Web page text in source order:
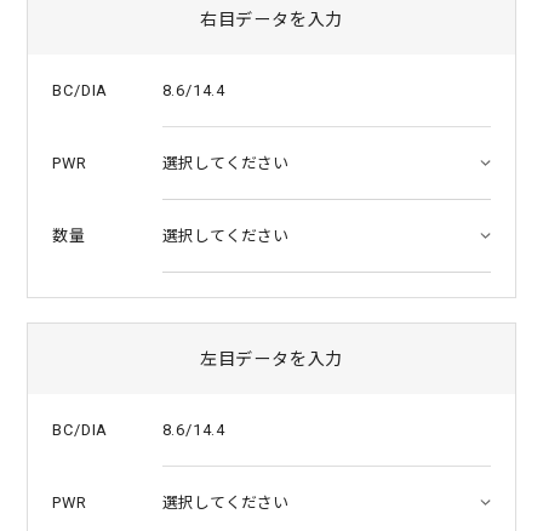
右目データを入力
BC/DIA 8.6/14.4
PWR
数量
左目データを入力
BC/DIA 8.6/14.4
PWR